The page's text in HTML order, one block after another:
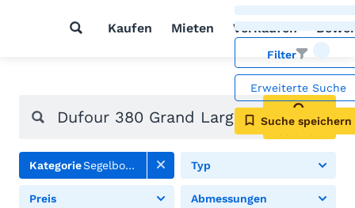
Kaufen Mieten Verkaufen
Filter
Erweiterte Suche
Suche speichern
Suchen
KategorieSegelboote Typ
Preis Abmessungen